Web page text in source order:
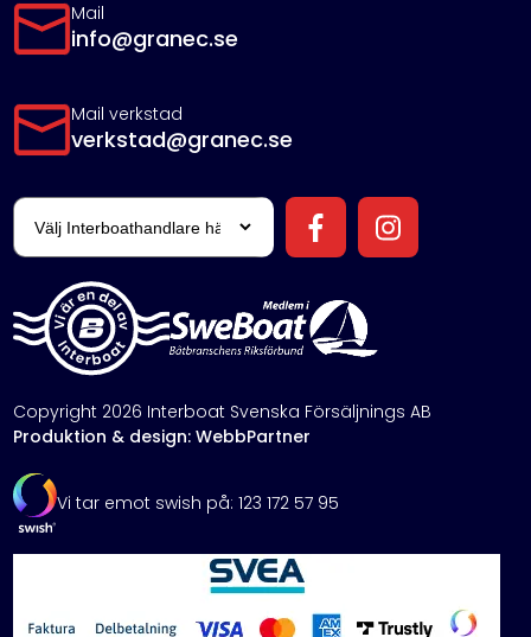
Mail
info@granec.se
Mail verkstad
verkstad@granec.se
Copyright 2026 Interboat Svenska Försäljnings AB
Produktion & design: WebbPartner
Vi tar emot swish på: 123 172 57 95